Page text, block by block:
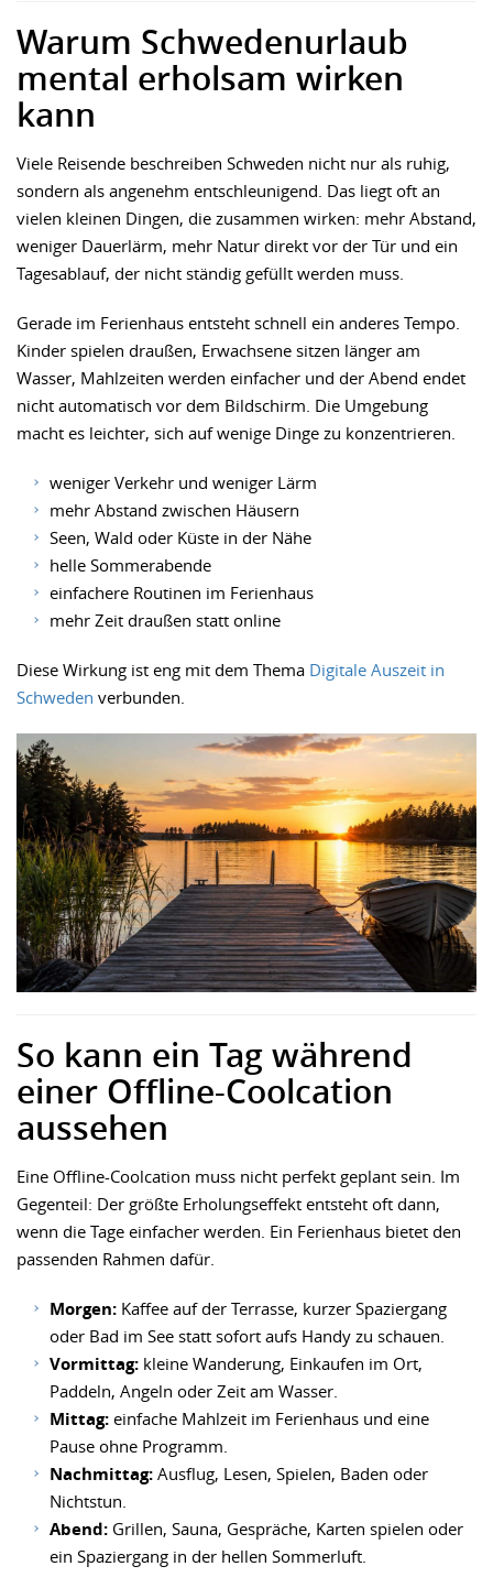
Warum Schwedenurlaub
mental erholsam wirken
kann
Viele Reisende beschreiben Schweden nicht nur als ruhig,
sondern als angenehm entschleunigend. Das liegt oft an
vielen kleinen Dingen, die zusammen wirken: mehr Abstand,
weniger Dauerlärm, mehr Natur direkt vor der Tür und ein
Tagesablauf, der nicht ständig gefüllt werden muss.
Gerade im Ferienhaus entsteht schnell ein anderes Tempo.
Kinder spielen draußen, Erwachsene sitzen länger am
Wasser, Mahlzeiten werden einfacher und der Abend endet
nicht automatisch vor dem Bildschirm. Die Umgebung
macht es leichter, sich auf wenige Dinge zu konzentrieren.
weniger Verkehr und weniger Lärm
mehr Abstand zwischen Häusern
Seen, Wald oder Küste in der Nähe
helle Sommerabende
einfachere Routinen im Ferienhaus
mehr Zeit draußen statt online
Diese Wirkung ist eng mit dem Thema Digitale Auszeit in
Schweden verbunden.
So kann ein Tag während
einer Offline-Coolcation
aussehen
Eine Offline-Coolcation muss nicht perfekt geplant sein. Im
Gegenteil: Der größte Erholungseffekt entsteht oft dann,
wenn die Tage einfacher werden. Ein Ferienhaus bietet den
passenden Rahmen dafür.
Morgen: Kaffee auf der Terrasse, kurzer Spaziergang
oder Bad im See statt sofort aufs Handy zu schauen.
Vormittag: kleine Wanderung, Einkaufen im Ort,
Paddeln, Angeln oder Zeit am Wasser.
Mittag: einfache Mahlzeit im Ferienhaus und eine
Pause ohne Programm.
Nachmittag: Ausflug, Lesen, Spielen, Baden oder
Nichtstun.
Abend: Grillen, Sauna, Gespräche, Karten spielen oder
ein Spaziergang in der hellen Sommerluft.